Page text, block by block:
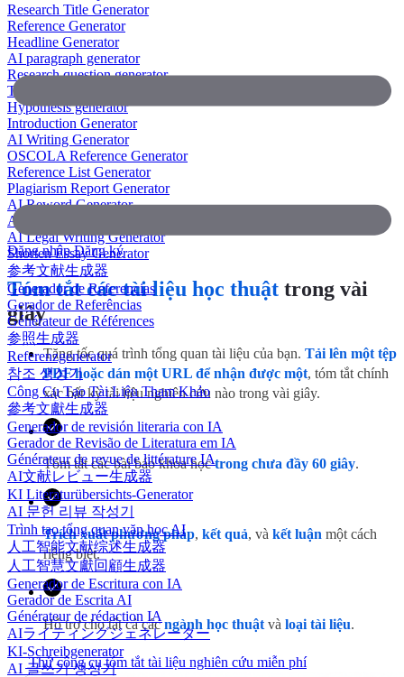
Research Title Generator
Reference Generator
Headline Generator
AI paragraph generator
Research question generator
Thesis paragraph generator
Hypothesis generator
Introduction Generator
AI Writing Generator
OSCOLA Reference Generator
Reference List Generator
Plagiarism Report Generator
AI Reword Generator
AI Bullet Point Generator
AI Legal Writing Generator
Shorten Essay Generator
参考文献生成器
Generador de Referencias
Gerador de Referências
Générateur de Références
参照生成器
Referenzgenerator
참조 생성기
Công Cụ Tạo Tài Liệu Tham Khảo
參考文獻生成器
Generador de revisión literaria con IA
Gerador de Revisão de Literatura em IA
Générateur de revue de littérature IA
AI文献レビュー生成器
KI Literaturübersichts-Generator
AI 문헌 리뷰 작성기
Trình tạo tổng quan văn học AI
人工智能文献综述生成器
人工智慧文獻回顧生成器
Generador de Escritura con IA
Gerador de Escrita AI
Générateur de rédaction IA
AIライティングジェネレーター
KI-Schreibgenerator
AI 글쓰기 생성기
Đăng nhậpĐăng ký
Tóm tắt các tài liệu học thuật trong vài
giây
Tăng tốc quá trình tổng quan tài liệu của bạn. Tải lên một tệp
PDF hoặc dán một URL để nhận được một, tóm tắt chính
xác bất kỳ tài liệu nghiên cứu nào trong vài giây.
Tóm tắt các bài báo khoa họctrong chưa đầy 60 giây.
Trích xuất phương pháp, kết quả, và kết luận một cách
riêng biệt.
Hỗ trợ cho tất cả cácngành học thuật và loại tài liệu.
Thử công cụ tóm tắt tài liệu nghiên cứu miễn phí